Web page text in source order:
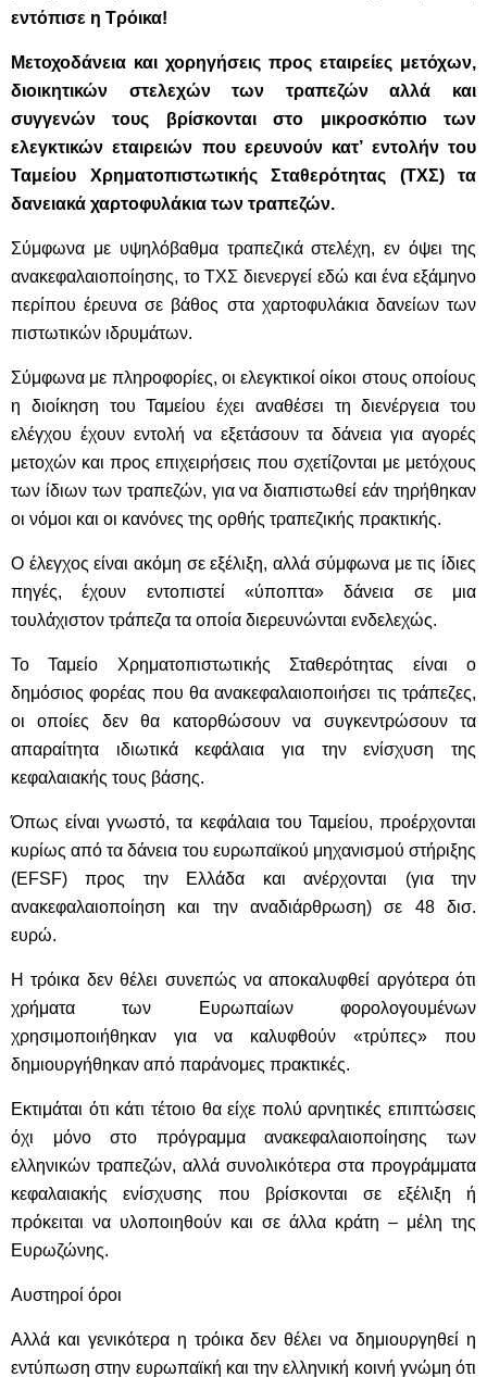
εντόπισε η Τρόικα!
Μετοχοδάνεια και χορηγήσεις προς εταιρείες μετόχων,
διοικητικών στελεχών των τραπεζών αλλά και
συγγενών τους βρίσκονται στο μικροσκόπιο των
ελεγκτικών εταιρειών που ερευνούν κατ’ εντολήν του
Ταμείου Χρηματοπιστωτικής Σταθερότητας (ΤΧΣ) τα
δανειακά χαρτοφυλάκια των τραπεζών.
Σύμφωνα με υψηλόβαθμα τραπεζικά στελέχη, εν όψει της
ανακεφαλαιοποίησης, το ΤΧΣ διενεργεί εδώ και ένα εξάμηνο
περίπου έρευνα σε βάθος στα χαρτοφυλάκια δανείων των
πιστωτικών ιδρυμάτων.
Σύμφωνα με πληροφορίες, οι ελεγκτικοί οίκοι στους οποίους
η διοίκηση του Ταμείου έχει αναθέσει τη διενέργεια του
ελέγχου έχουν εντολή να εξετάσουν τα δάνεια για αγορές
μετοχών και προς επιχειρήσεις που σχετίζονται με μετόχους
των ίδιων των τραπεζών, για να διαπιστωθεί εάν τηρήθηκαν
οι νόμοι και οι κανόνες της ορθής τραπεζικής πρακτικής.
Ο έλεγχος είναι ακόμη σε εξέλιξη, αλλά σύμφωνα με τις ίδιες
πηγές, έχουν εντοπιστεί «ύποπτα» δάνεια σε μια
τουλάχιστον τράπεζα τα οποία διερευνώνται ενδελεχώς.
Το Ταμείο Χρηματοπιστωτικής Σταθερότητας είναι ο
δημόσιος φορέας που θα ανακεφαλαιοποιήσει τις τράπεζες,
οι οποίες δεν θα κατορθώσουν να συγκεντρώσουν τα
απαραίτητα ιδιωτικά κεφάλαια για την ενίσχυση της
κεφαλαιακής τους βάσης.
Όπως είναι γνωστό, τα κεφάλαια του Ταμείου, προέρχονται
κυρίως από τα δάνεια του ευρωπαϊκού μηχανισμού στήριξης
(EFSF) προς την Ελλάδα και ανέρχονται (για την
ανακεφαλαιοποίηση και την αναδιάρθρωση) σε 48 δισ.
ευρώ.
Η τρόικα δεν θέλει συνεπώς να αποκαλυφθεί αργότερα ότι
χρήματα των Ευρωπαίων φορολογουμένων
χρησιμοποιήθηκαν για να καλυφθούν «τρύπες» που
δημιουργήθηκαν από παράνομες πρακτικές.
Εκτιμάται ότι κάτι τέτοιο θα είχε πολύ αρνητικές επιπτώσεις
όχι μόνο στο πρόγραμμα ανακεφαλαιοποίησης των
ελληνικών τραπεζών, αλλά συνολικότερα στα προγράμματα
κεφαλαιακής ενίσχυσης που βρίσκονται σε εξέλιξη ή
πρόκειται να υλοποιηθούν και σε άλλα κράτη – μέλη της
Ευρωζώνης.
Αυστηροί όροι
Αλλά και γενικότερα η τρόικα δεν θέλει να δημιουργηθεί η
εντύπωση στην ευρωπαϊκή και την ελληνική κοινή γνώμη ότι